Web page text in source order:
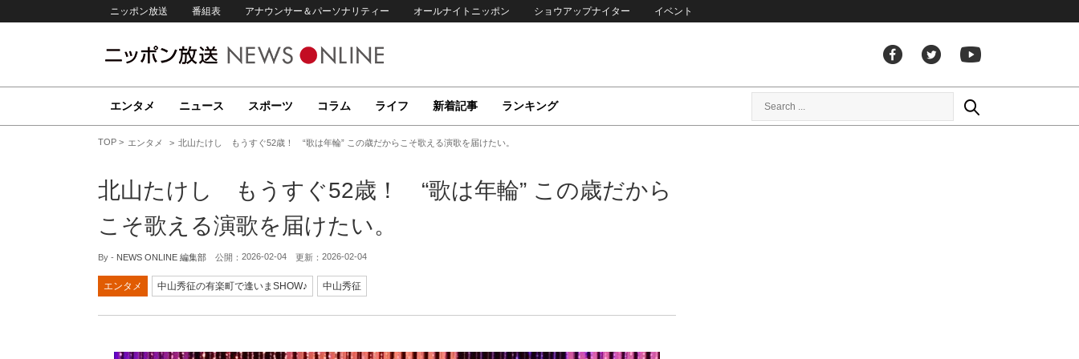
ニッポン放送 番組表 アナウンサー＆パーソナリティー オールナイトニッポン ショウアップナイター イベント
エンタメ ニュース スポーツ コラム ライフ 新着記事 ランキング
TOP エンタメ 北山たけし もうすぐ52歳！ “歌は年輪” この歳だからこそ歌える演歌を届けたい。
北山たけし もうすぐ52歳！ “歌は年輪” この歳だから
こそ歌える演歌を届けたい。
By - NEWS ONLINE 編集部 公開： 2026-02-04 更新： 2026-02-04
エンタメ 中山秀征の有楽町で逢いまSHOW♪ 中山秀征